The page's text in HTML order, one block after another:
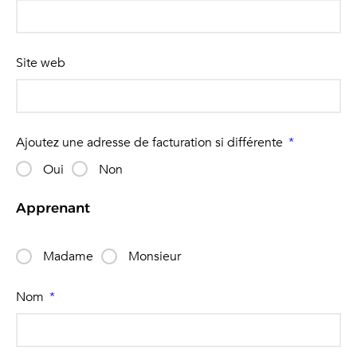
Site web
Ajoutez une adresse de facturation si différente
Oui
Non
Apprenant
Madame Monsieur
Nom